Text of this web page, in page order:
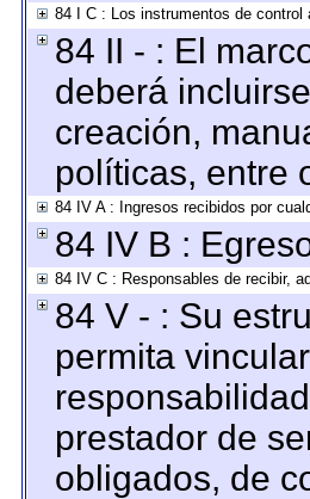
84 I C : Los instrumentos de
84 II - : El
deberá
creación,
políticas, entre
84 IV A : Ingresos recibidos por
84 IV B :
84 IV C : Responsables de recibir,
84 V - : Su
permita
prestador de
obligados, de